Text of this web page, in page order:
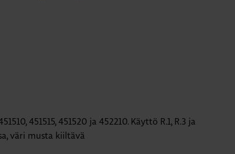
451515, 451520 ja 452210. Käyttö R.1, R.3 ja
väri musta kiiltävä